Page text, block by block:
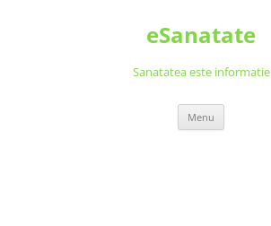
eSanatate
Sanatatea este informatie
Menu